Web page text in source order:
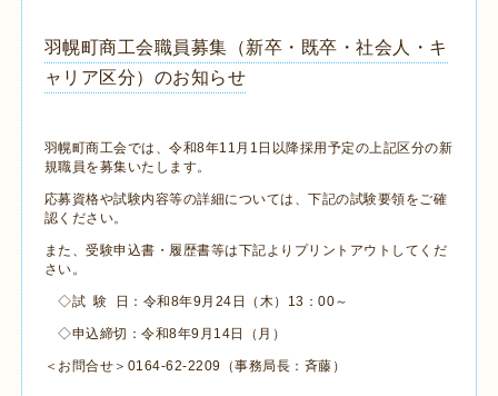
羽幌町商工会職員募集（新卒・既卒・社会人・キ
ャリア区分）のお知らせ
羽幌町商工会では、令和8年11月1日以降採用予定の上記区分の新
規職員を募集いたします。
応募資格や試験内容等の詳細については、下記の試験要領をご確
認ください。
また、受験申込書・履歴書等は下記よりプリントアウトしてくだ
さい。
◇試 験 日：令和8年9月24日（木）13：00～
◇申込締切：令和8年9月14日（月）
＜お問合せ＞0164-62-2209（事務局長：斉藤）